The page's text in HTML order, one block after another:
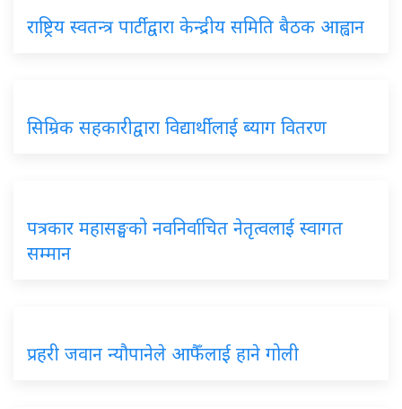
राष्ट्रिय स्वतन्त्र पार्टीद्वारा केन्द्रीय समिति बैठक आह्वान
सिम्रिक सहकारीद्वारा विद्यार्थीलाई ब्याग वितरण
पत्रकार महासङ्घको नवनिर्वाचित नेतृत्वलाई स्वागत
सम्मान
प्रहरी जवान न्यौपानेले आफैँलाई हाने गोली